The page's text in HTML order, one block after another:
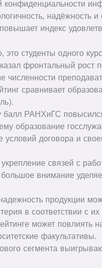
конфиденциальности
надёжность
индекс
это студенты одного
фронтальный рост
численности
сравнивает
балл РАНХиГС
образование
условий договора и
укрепление связей с
внимание
продукции
в соответствии с
может повлиять
факультативы.
сегмента